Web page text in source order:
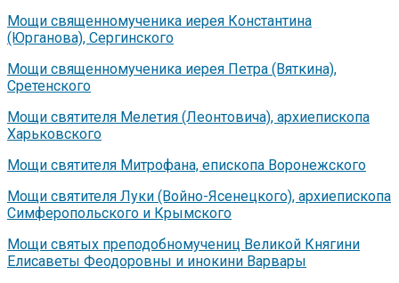
Мощи священномученика иерея Константина
(Юрганова), Сергинского
Мощи священномученика иерея Петра (Вяткина),
Сретенского
Мощи святителя Мелетия (Леонтовича), архиепископа
Харьковского
Мощи святителя Митрофана, епископа Воронежского
Мощи святителя Луки (Войно-Ясенецкого), архиепископа
Симферопольского и Крымского
Мощи святых преподобномучениц Великой Княгини
Елисаветы Феодоровны и инокини Варвары